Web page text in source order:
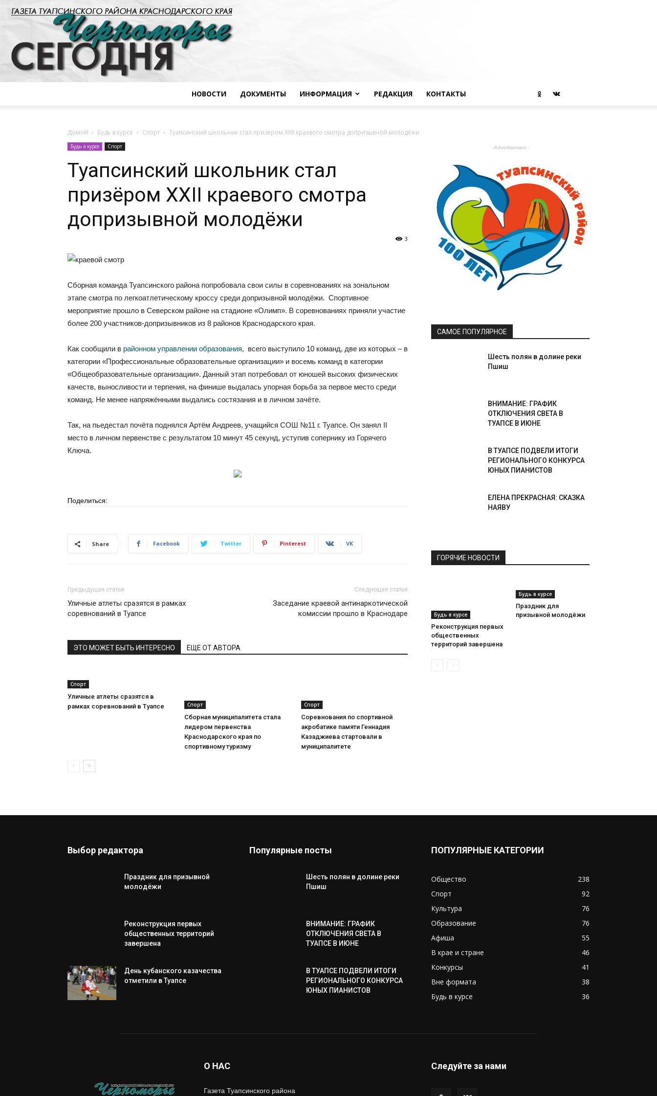
сегодня
НОВОСТИ ДОКУМЕНТЫ ИНФОРМАЦИЯ РЕДАКЦИЯ КОНТАКТЫ
Домой Будь в курсе Спорт Туапсинский школьник стал призёром XXII краевого смотра допризывной молодёжи
Будь в курсе Спорт
Туапсинский школьник стал
призёром XXII краевого смотра
допризывной молодёжи
3
Сборная команда Туапсинского района попробовала свои силы в соревнованиях на зональном
этапе смотра по легкоатлетическому кроссу среди допризывной молодёжи. Спортивное
мероприятие прошло в Северском районе на стадионе «Олимп». В соревнованиях приняли участие
более 200 участников-допризывников из 8 районов Краснодарского края.
Как сообщили в районном управлении образования, всего выступило 10 команд, две из которых – в
категории «Профессиональные образовательные организации» и восемь команд в категории
«Общеобразовательные организации». Данный этап потребовал от юношей высоких физических
качеств, выносливости и терпения, на финише выдалась упорная борьба за первое место среди
команд. Не менее напряжёнными выдались состязания и в личном зачёте.
Так, на пьедестал почёта поднялся Артём Андреев, учащийся СОШ №11 г. Туапсе. Он занял II
место в личном первенстве с результатом 10 минут 45 секунд, уступив сопернику из Горячего
Ключа.
Поделиться:
Share Facebook Twitter Pinterest VK
Предыдущая статья
Уличные атлеты сразятся в рамках
соревнований в Туапсе
Следующая статья
Заседание краевой антинаркотической
комиссии прошло в Краснодаре
ЭТО МОЖЕТ БЫТЬ ИНТЕРЕСНО ЕЩЕ ОТ АВТОРА
Спорт
Уличные атлеты сразятся в
рамках соревнований в Туапсе
Спорт
Сборная муниципалитета стала
лидером первенства
Краснодарского края по
спортивному туризму
Спорт
Соревнования по спортивной
акробатике памяти Геннадия
Казаджиева стартовали в
муниципалитете
- Advertisement -
САМОЕ ПОПУЛЯРНОЕ
Шесть полян в долине реки
Пшиш
ВНИМАНИЕ: ГРАФИК
ОТКЛЮЧЕНИЯ СВЕТА В
ТУАПСЕ В ИЮНЕ
В ТУАПСЕ ПОДВЕЛИ ИТОГИ
РЕГИОНАЛЬНОГО КОНКУРСА
ЮНЫХ ПИАНИСТОВ
ЕЛЕНА ПРЕКРАСНАЯ: СКАЗКА
НАЯВУ
ГОРЯЧИЕ НОВОСТИ
Будь в курсе
Реконструкция первых
общественных
территорий завершена
Будь в курсе
Праздник для
призывной молодёжи
Выбор редактора
Праздник для призывной
молодёжи
Реконструкция первых
общественных территорий
завершена
День кубанского казачества
отметили в Туапсе
Популярные посты
Шесть полян в долине реки
Пшиш
ВНИМАНИЕ: ГРАФИК
ОТКЛЮЧЕНИЯ СВЕТА В
ТУАПСЕ В ИЮНЕ
В ТУАПСЕ ПОДВЕЛИ ИТОГИ
РЕГИОНАЛЬНОГО КОНКУРСА
ЮНЫХ ПИАНИСТОВ
ПОПУЛЯРНЫЕ КАТЕГОРИИ
Общество
238
Спорт
92
Культура
76
Образование
76
Афиша
55
В крае и стране
46
Конкурсы
41
Вне формата
38
Будь в курсе
36
О НАС
Газета Туапсинского района
Следуйте за нами